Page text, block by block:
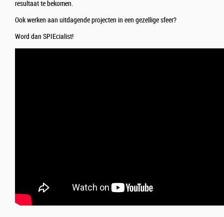
resultaat te bekomen.
Ook werken aan uitdagende projecten in een gezellige sfeer?
Word dan SPIEcialist!